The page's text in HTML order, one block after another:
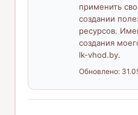
применить
создании
ресурсов.
создания
lk-vhod.by.
Обновлено: